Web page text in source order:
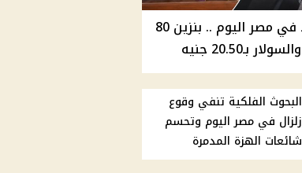
أسعار الوقود في مصر اليوم .. بنزين 80
البحوث الفلكية تنفي وقوع
زلزال في مصر اليوم وتحسم
شائعات الهزة المدمرة